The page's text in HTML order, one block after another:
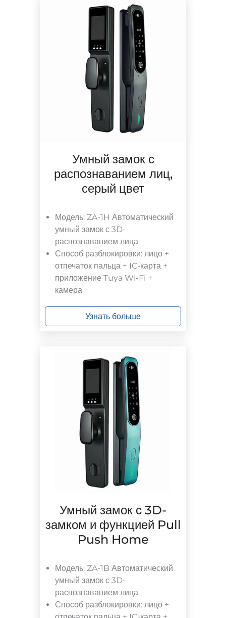
Умный замок с
распознаванием лиц,
серый цвет
Модель: ZA-1H Автоматический
умный замок с 3D-
распознаванием лица
Способ разблокировки: лицо +
отпечаток пальца + IC-карта +
приложение Tuya Wi-Fi +
камера
Узнать больше
Умный замок с 3D-
замком и функцией Pull
Push Home
Модель: ZA-1B Автоматический
умный замок с 3D-
распознаванием лица
Способ разблокировки: лицо +